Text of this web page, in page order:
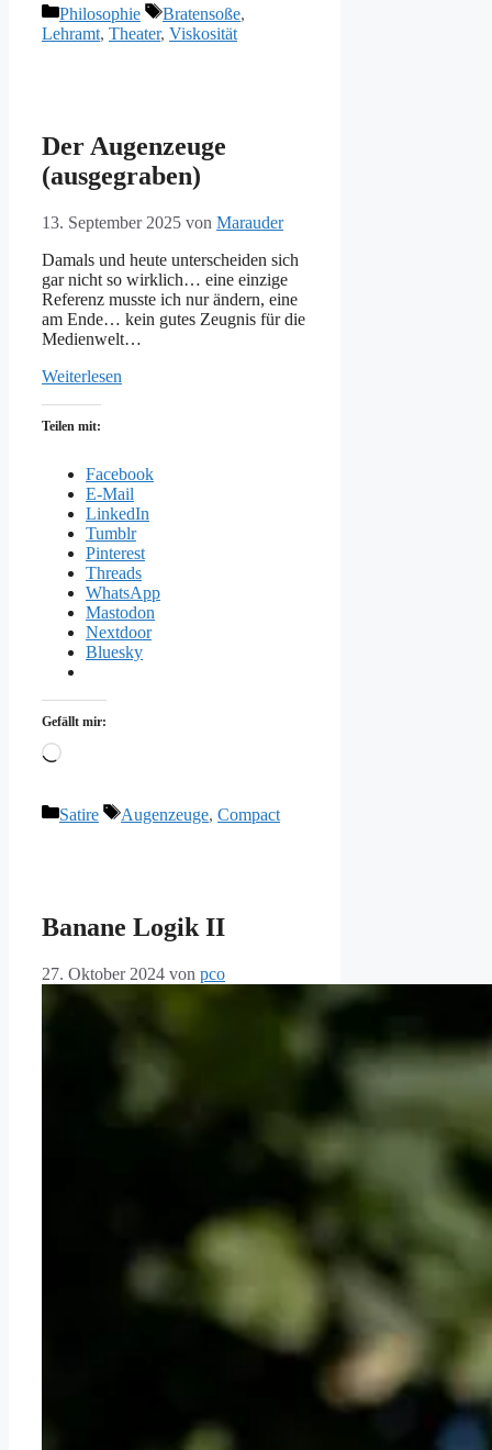
Kategorien
Philosophie Schlagwörter
Bratensoße,
Lehramt, Theater, Viskosität
Der Augenzeuge
(ausgegraben)
13. September 2025 von Marauder
Damals und heute unterscheiden sich
gar nicht so wirklich… eine einzige
Referenz musste ich nur ändern, eine
am Ende… kein gutes Zeugnis für die
Medienwelt…
Weiterlesen
Teilen mit:
Facebook
E-Mail
LinkedIn
Tumblr
Pinterest
Threads
WhatsApp
Mastodon
Nextdoor
Bluesky
Gefällt mir:
Wird
Kategorien
Satire Schlagwörter
Augenzeuge, Compact
Banane Logik II
27. Oktober 2024 von pco